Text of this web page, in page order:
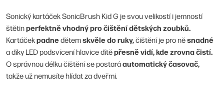
Sonický kartáček SonicBrush Kid G je svou velikostí i jemností
štětinperfektně vhodný pro čištění dětských zoubků.
Kartáčekpadnedětemskvěle do ruky,čištění je pro něsnadné
a díky LED podsvícení hlavice dítěpřesně vidí, kde zrovna čistí.
O správnou délku čištění se postaráautomatický časovač,
takže už nemusíte hlídat za dveřmi.